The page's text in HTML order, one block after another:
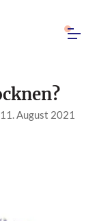
August 2021